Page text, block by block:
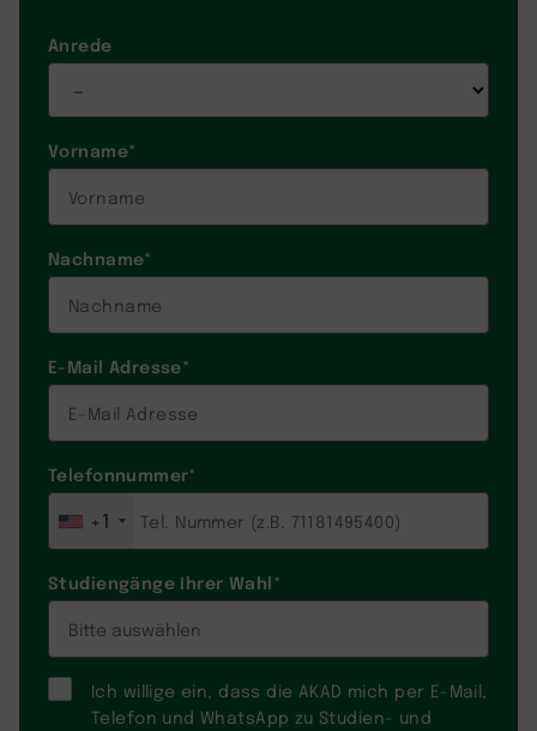
Anrede
Vorname*
Nachname*
E-Mail Adresse*
Telefonnummer*
+1
Studiengänge Ihrer Wahl*
Ich willige ein, dass die AKAD mich per E-Mail,
Telefon und WhatsApp zu Studien- und